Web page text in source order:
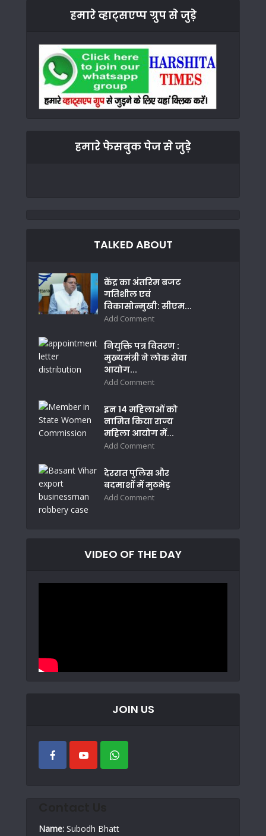
हमारे व्हाट्सएप्प ग्रुप से जुड़े
हमारे फेसबुक पेज से जुड़े
TALKED ABOUT
केंद्र का अंतरिम बजट
गतिशील एवं
विकासोन्मुखी: सीएम...
Add Comment
नियुक्ति पत्र वितरण :
मुख्यमंत्री ने लोक सेवा
आयोग...
Add Comment
इन 14 महिलाओं को
नामित किया राज्य
महिला आयोग में...
Add Comment
देररात पुलिस और
बदमाशों में मुठभेड़
Add Comment
VIDEO OF THE DAY
JOIN US
Name: Subodh Bhatt